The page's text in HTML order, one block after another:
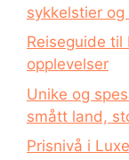
sykkelstier
Reiseguide
opplevelser
Unike og
smått land,
Prisnivå i